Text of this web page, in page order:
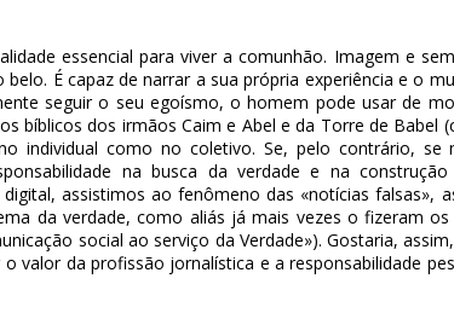
essencial para viver a comunhão. Imagem e
É capaz de narrar a sua própria experiência e o
seguir o seu egoísmo, o homem pode usar de
dos irmãos Caim e Abel e da Torre de Babel
individual como no coletivo. Se, pelo contrário,
na busca da verdade e na
assistimos ao fenômeno das «notícias falsas»,
da verdade, como aliás já mais vezes o fizeram
social ao serviço da Verdade»). Gostaria,
valor da profissão jornalística e a responsabilidade